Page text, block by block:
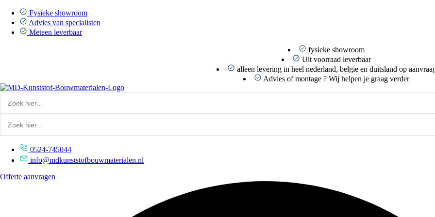
naar
inhoud
Fysieke showroom
Advies van specialisten
Meteen leverbaar
fysieke showroom
Uit voorraad leverbaar
alleen levering in heel nederland, belgie en duitsland op
Advies of montage ? Wij helpen je graag verder
0524-745044
info@mdkunststofbouwmaterialen.nl
Offerte aanvragen